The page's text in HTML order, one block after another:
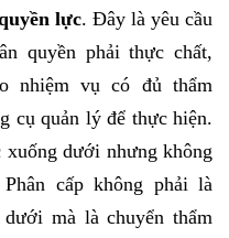
lực. Đây là yêu cầu
quyền phải thực chất,
nhiệm vụ có đủ thẩm
cụ quản lý để thực hiện.
dưới nhưng không
cấp không phải là
dưới mà là chuyển thẩm